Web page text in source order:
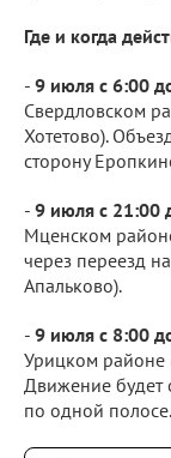
Где и когда
- 9 июля с 6:00
Свердловском
Хотетово).
сторону
- 9 июля с 21:00
Мценском
через переезд
Апальково).
- 9 июля с 8:00
Урицком районе
Движение будет
по одной полосе.